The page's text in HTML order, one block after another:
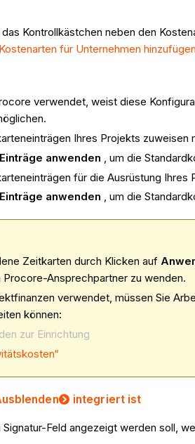
das Kontrollkästchen neben den
Kostenarten für Unternehmen hinzufügen
verwendet, weist diese
Ihres Projekts zuweisen
anwenden , um die
für die Ausrüstung Ihres
anwenden , um die
Zeitkarten durch Klicken auf
Ansprechpartner zu wenden.
verwendet, müssen Sie
können:
zur Einrichtung
integriert ist
Feld angezeigt werden soll,